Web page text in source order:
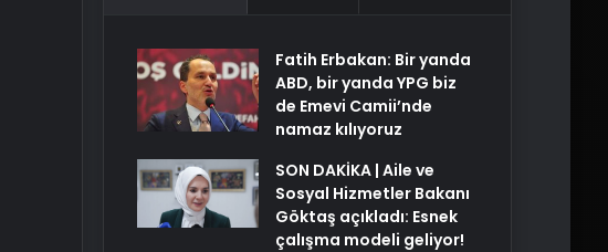
Fatih Erbakan: Bir yanda
ABD, bir yanda YPG biz
de Emevi Camii’nde
namaz kılıyoruz
SON DAKİKA | Aile ve
Sosyal Hizmetler Bakanı
Göktaş açıkladı: Esnek
çalışma modeli geliyor!